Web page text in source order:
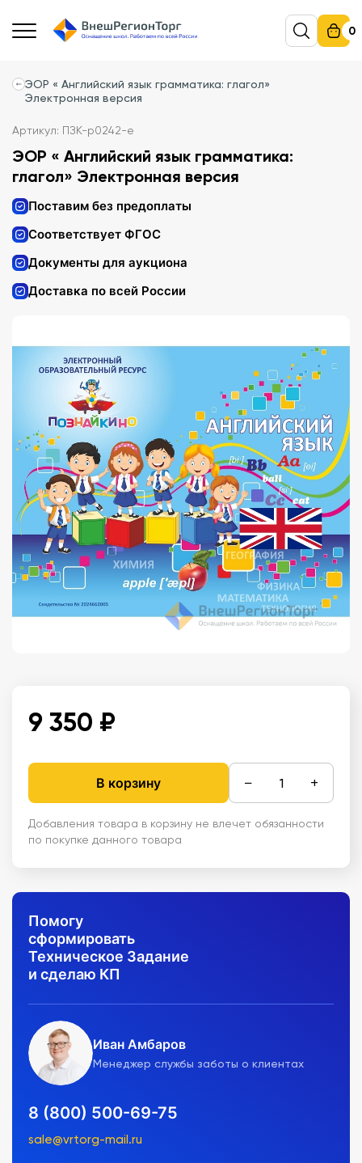
0
ЭОР « Английский язык грамматика: глагол»
Электронная версия
Артикул: ПЗК-p0242-e
ЭОР « Английский язык грамматика:
глагол» Электронная версия
Поставим без предоплаты
Соответствует ФГОС
Документы для аукциона
Доставка по всей России
9 350 ₽
В корзину − +
Добавления товара в корзину не влечет обязанности
по покупке данного товара
Помогу
сформировать
Техническое Задание
и сделаю КП
Иван Амбаров
Менеджер службы заботы о клиентах
8 (800) 500-69-75
sale@vrtorg-mail.ru